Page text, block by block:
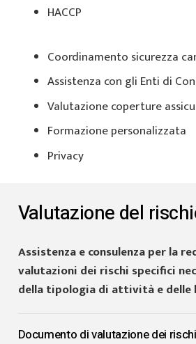
HACCP
Coordinamento sicurezza
Assistenza con gli Enti di
Valutazione coperture
Formazione personalizzata
Privacy
Valutazione del
Assistenza e consulenza per la
valutazioni dei rischi specifici
della tipologia di attività e delle
Documento di valutazione dei rischi